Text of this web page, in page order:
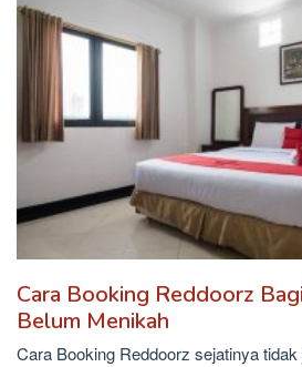
Cara Booking Reddoorz
Belum Menikah
Cara Booking Reddoorz sejatinya